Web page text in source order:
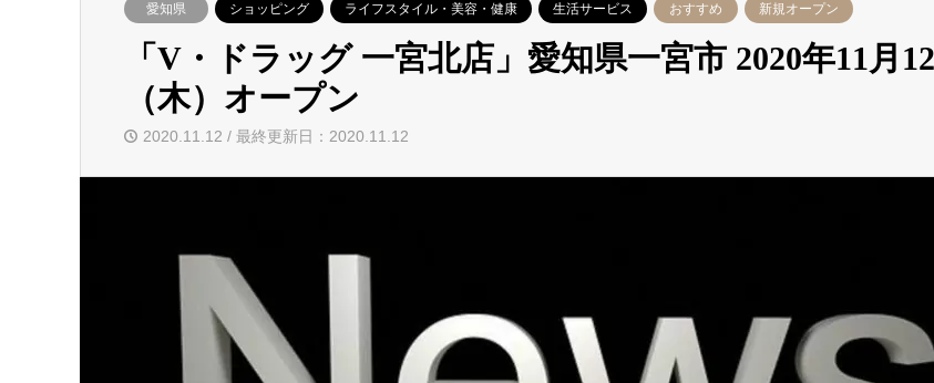
愛知県 ショッピング ライフスタイル・美容・健康 生活サービス おすすめ 新規オープン
「V・ドラッグ 一宮北店」愛知県一宮市 2020年11月
（木）オープン
2020.11.12 / 最終更新日：2020.11.12